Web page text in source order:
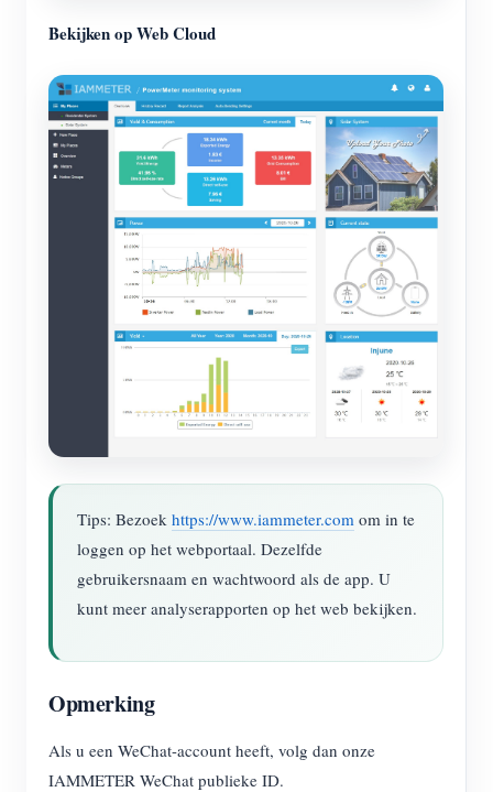
Bekijken op Web Cloud
Tips: Bezoek https://www.iammeter.com om in te
loggen op het webportaal. Dezelfde
gebruikersnaam en wachtwoord als de app. U
kunt meer analyserapporten op het web bekijken.
Opmerking
Als u een WeChat-account heeft, volg dan onze
IAMMETER WeChat publieke ID.